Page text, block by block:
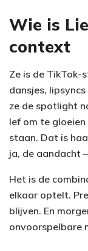
Wie is
context
Ze is de TikTok-
dansjes,
ze de spotlight
lef om te
staan. Dat is
ja, de aandacht
Het is de
elkaar optelt.
blijven. En
onvoorspelbare